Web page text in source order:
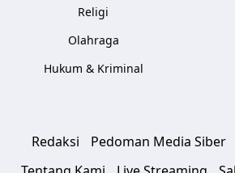
Religi
Olahraga
Hukum & Kriminal
Redaksi Pedoman Media Siber